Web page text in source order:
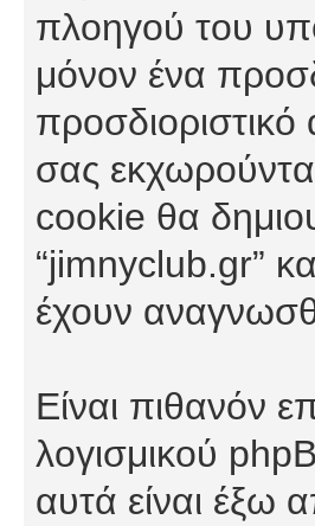
πλοηγού του
μόνον ένα
σας
cookie θα
“jimnyclub.gr”
έχουν
Είναι πιθανόν
λογισμικού
αυτά είναι έξω